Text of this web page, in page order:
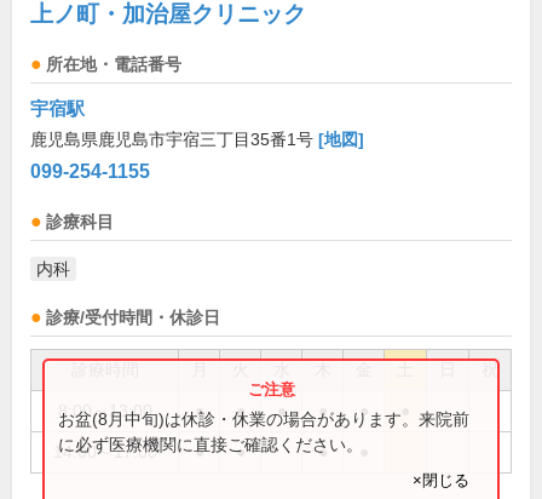
上ノ町・加治屋クリニック
所在地・電話番号
宇宿駅
鹿児島県鹿児島市宇宿三丁目35番1号 [地図]
099-254-1155
診療科目
内科
診療/受付時間・休診日
祝
8:00～13:00 ● ● ● ● ●
14:00～17:00 ● ● ●
お盆(8月中旬)は休診・休業の場合があります。来院前
に必ず医療機関に直接ご確認ください。
×閉じる